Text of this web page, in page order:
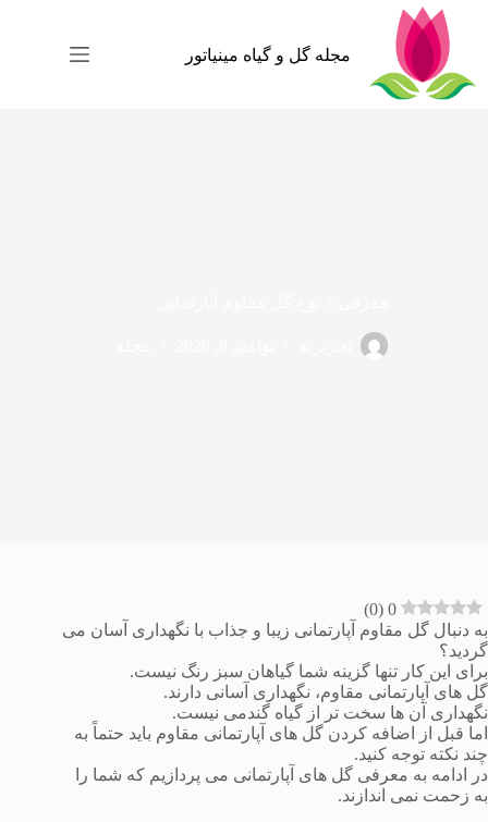
مجله گل و گیاه مینیاتور
0
(
0
)
به دنبال گل مقاوم آپارتمانی زیبا و جذاب با نگهداری آسان می
گردید؟
برای این کار تنها گزینه شما گیاهان سبز رنگ نیست.
گل های آپارتمانی مقاوم، نگهداری آسانی دارند.
نگهداری آن ها سخت تر از گیاه گندمی نیست.
اما قبل از اضافه کردن گل های آپارتمانی مقاوم باید حتماً به
چند نکته توجه کنید.
در ادامه به معرفی گل های آپارتمانی می پردازیم که شما را
به زحمت نمی اندازند.